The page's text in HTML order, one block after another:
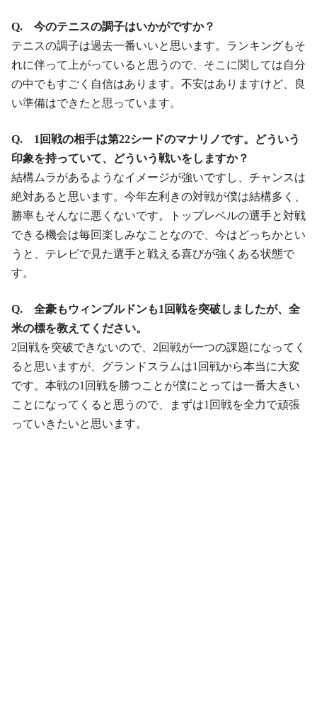
Q. 今のテニスの調子はいかがですか？
テニスの調子は過去一番いいと思います。ランキングもそ
れに伴って上がっていると思うので、そこに関しては自分
の中でもすごく自信はあります。不安はありますけど、良
い準備はできたと思っています。
Q. 1回戦の相手は第22シードのマナリノです。どういう
印象を持っていて、どういう戦いをしますか？
結構ムラがあるようなイメージが強いですし、チャンスは
絶対あると思います。今年左利きの対戦が僕は結構多く、
勝率もそんなに悪くないです。トップレベルの選手と対戦
できる機会は毎回楽しみなことなので、今はどっちかとい
うと、テレビで見た選手と戦える喜びが強くある状態で
す。
Q. 全豪もウィンブルドンも1回戦を突破しましたが、全
米の標を教えてください。
2回戦を突破できないので、2回戦が一つの課題になってく
ると思いますが、グランドスラムは1回戦から本当に大変
です。本戦の1回戦を勝つことが僕にとっては一番大きい
ことになってくると思うので、まずは1回戦を全力で頑張
っていきたいと思います。